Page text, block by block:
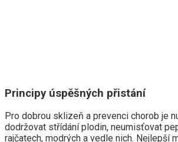
Principy úspěšných přistání
Pro dobrou sklizeň a prevenci chorob je
dodržovat střídání plodin, neumisťovat
rajčatech, modrých a vedle nich. Nejlepší